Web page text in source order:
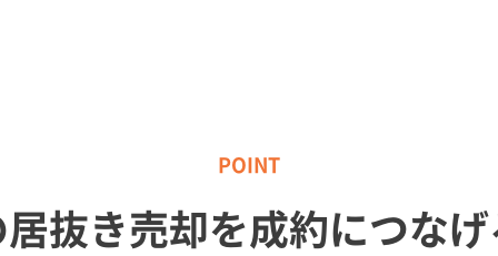
抜き売却を成約につな